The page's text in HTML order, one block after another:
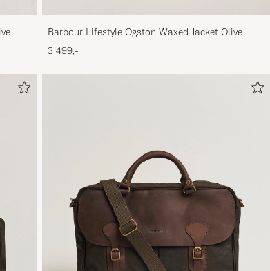
Barbour Lifestyle Ogston Waxed Jacket Olive
3 499,-